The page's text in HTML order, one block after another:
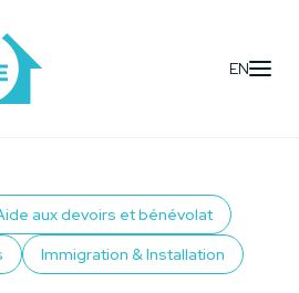
EN
aux devoirs et bénévolat
Immigration & Installation